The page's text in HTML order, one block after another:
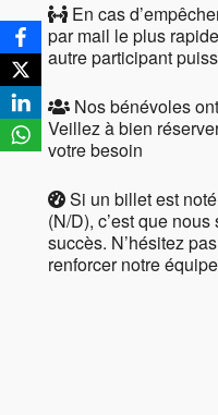
En cas
par mail le plus
autre participant
Nos bénévoles
Veillez à bien
votre besoin
Si un billet est
(N/D), c’est que
succès. N’hésitez
renforcer notre